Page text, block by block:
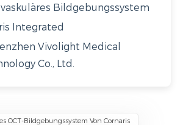
Bildgebungssystem
Integrated
Vivolight Medical
Co., Ltd.
OCT-Bildgebungssystem Von Cornaris